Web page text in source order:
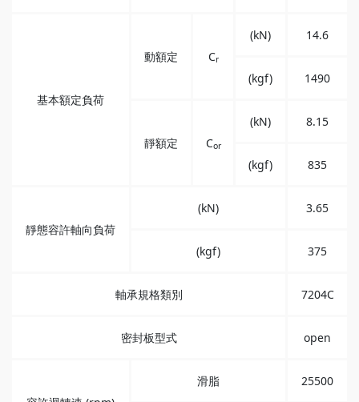
基本額定負荷
動額定 Cr
(kN) 14.6
(kgf) 1490
靜額定 Cor
(kN) 8.15
(kgf) 835
靜態容許軸向負荷
(kN) 3.65
(kgf) 375
軸承規格類別 7204C
密封板型式 open
滑脂 25500